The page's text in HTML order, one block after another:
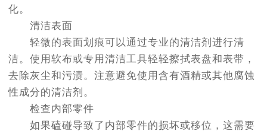
化。
清洁表面
轻微的表面划痕可以通过专业的清洁剂进行清
洁。使用软布或专用清洁工具轻轻擦拭表盘和表带，
去除灰尘和污渍。注意避免使用含有酒精或其他腐蚀
性成分的清洁剂。
检查内部零件
如果磕碰导致了内部零件的损坏或移位，这需要